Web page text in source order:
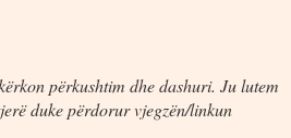
përkushtim dhe dashuri. Ju lutem
duke përdorur vjegzën/linkun